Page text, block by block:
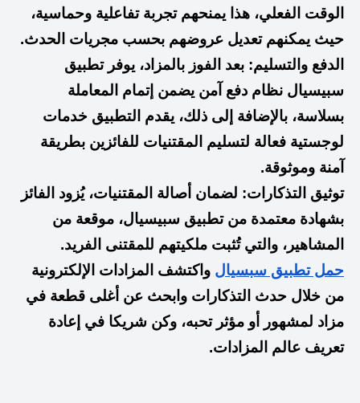
الوقت الفعلي، هذا يمنحهم تجربة تفاعلية وحماسية،
حيث يمكنهم تعديل عروضهم بحسب مجريات الحدث.
الدفع والتسليم: بعد الفوز بالمزاد، يوفر تطبيق
سبيسيال نظام دفع آمن يضمن إتمام المعاملة
بسلاسة، بالإضافة إلى ذلك، يقدم التطبيق خدمات
لوجستية فعالة لتسليم المقتنيات للفائزين بطريقة
آمنة وموثوقة.
توثيق التذكارات: لضمان أصالة المقتنيات، يُزود الفائز
بشهادة معتمدة من تطبيق سبيسيال، موقعة من
المشاهير، والتي تُثبت ملكيتهم للمقتنى الفريد.
حمل تطبيق سبسيال واكتشف المزادات الإلكترونية
من خلال حدث التذكارات وابحث عن أغلى قطعة في
مزاد لمشهور أو مؤثر تحبه، وكن شريكا في إعادة
تعريف عالم المزادات.